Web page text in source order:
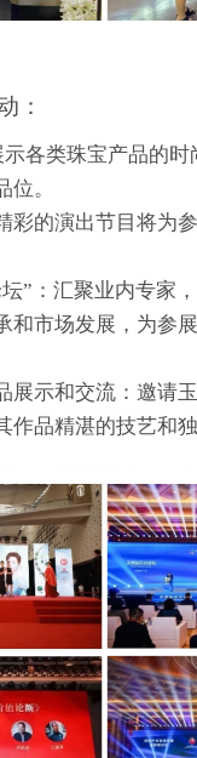
：
各类珠宝产品的时
位。
彩的演出节目将为
”：汇聚业内专家
和市场发展，为参
展示和交流：邀请
作品精湛的技艺和